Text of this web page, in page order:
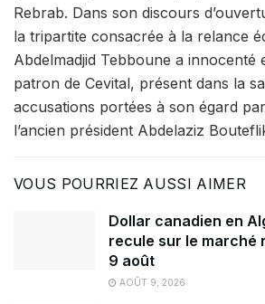
Rebrab. Dans son discours
la tripartite consacrée à la relance
Abdelmadjid Tebboune a innocenté
patron de Cevital, présent dans la
accusations portées à son égard
l’ancien président Abdelaziz
VOUS POURRIEZ AUSSI AIMER
Dollar canadien en
recule sur le marché
9 août
AOÛT 9, 2026